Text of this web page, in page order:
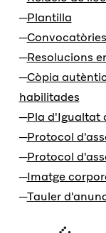
Plantilla
Resolucions
Còpia
habilitades
Pla d'Igualtat
Protocol
Protocol
Imatge
Tauler